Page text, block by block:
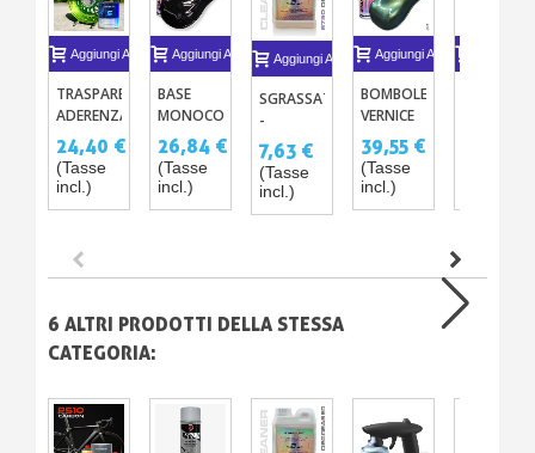
Aggiungi Al Carrello
TRASPARENTE
ADERENZA
DIRETTA
SU
QUALSIASI
METALLO
24,40 €
(Tasse
incl.)
Aggiungi Al Carrello
BASE
MONOCOMPONENTE
IN SPRAY
400ML
26,84 €
(Tasse
incl.)
Aggiungi Al Carrello
SGRASSATORE
-
PULITORE
SILICONE
1L
7,63 €
(Tasse
incl.)
Aggiungi Al Carrello
BOMBOLETTA
VERNICE
CAMALEONTE
400ML
39,55 €
(Tasse
incl.)
6 ALTRI PRODOTTI DELLA STESSA
CATEGORIA: